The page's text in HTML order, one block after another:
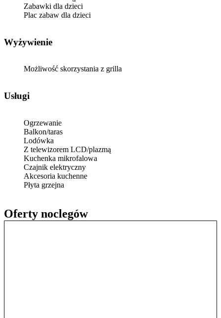
Oferty noclegów
Zabawki dla dzieci
Plac zabaw dla dzieci
Wyżywienie
Możliwość skorzystania z grilla
Usługi
Ogrzewanie
Balkon/taras
Lodówka
Z telewizorem LCD/plazmą
Kuchenka mikrofalowa
Czajnik elektryczny
Akcesoria kuchenne
Płyta grzejna